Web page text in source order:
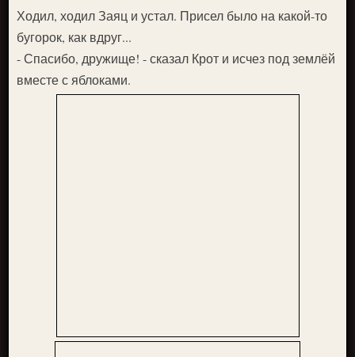
Ходил, ходил Заяц и устал. Присел было на какой-то
бугорок, как вдруг...
- Спасибо, дружище! - сказал Крот и исчез под землёй
вместе с яблоками.